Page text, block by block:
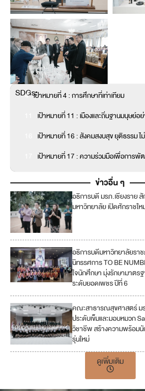
SDGs:
4 เป้าหมายที่ 4 : การศึกษาที่เท่าเทียม
เป้าหมายที่ 11 : เมืองและถิ่นฐานมนุษย์อ
เป้าหมายที่ 16 : สังคมสงบสุข ยุติธรรม ไ
เป้าหมายที่ 17 : ความร่วมมือเพื่อการ
ข่าวอื่น ๆ
อธิการบดี มรภ.เชียงราย
มหาวิทยาลัย เปิดศักราชใ
อธิการบดีมหาวิทยาลัยราช
นิทรรศการ TO BE
ใจนักศึกษา มุ่งรักษามาตร
ระดับยอดเพชร ปีที่ 6
คณะสาธารณสุขศาสตร์ ม
ประดับเข็มและมอบหมวก
วิชาชีพ สร้างความพร้อม
รุ่นใหม่
ดูเพิ่มเติม